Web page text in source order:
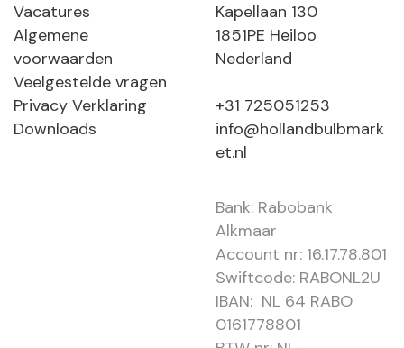
Vacatures
Algemene
voorwaarden
Veelgestelde vragen
Privacy Verklaring
Downloads
Kapellaan 130
1851PE Heiloo
Nederland
+31 725051253
info@hollandbulbmark
et.nl
Bank: Rabobank
Alkmaar
Account nr: 16.17.78.801
Swiftcode: RABONL2U
IBAN: NL 64 RABO
0161778801